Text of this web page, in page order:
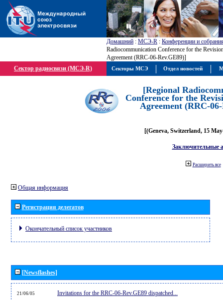
Домашний : МСЭ-R : Конференции и
Radiocommunication Conference for the
Agreement (RRC-06-Rev.GE89)]
Сектор радиосвязи (МСЭ-R)
[Regional
Conference for the
Agreement (RRC-
[(Geneva, Switzerland, 15
Заключительные
Расширить все
Общая информация
Регистрация делегатов
Окончательный список участников
[Newsflashes]
21/06/05 Invitations for the RRC-06-Rev.GE89 dispatched...
Секторы МСЭ Отдел новостей